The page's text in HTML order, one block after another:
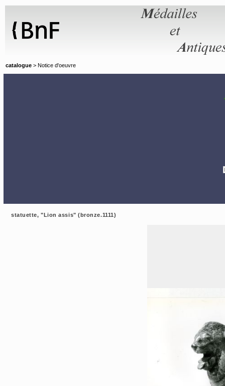
catalogue > Notice d'oeuvre
statuette, "Lion assis" (bronze.1111)